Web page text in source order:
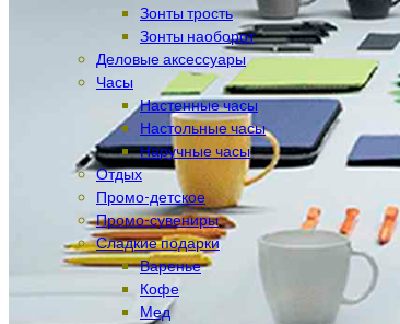
Зонты трость
Зонты наоборот
Деловые аксессуары
Часы
Настенные часы
Настольные часы
Наручные часы
Отдых
Промо-детское
Промо-сувениры
Сладкие подарки
Варенье
Кофе
Мед